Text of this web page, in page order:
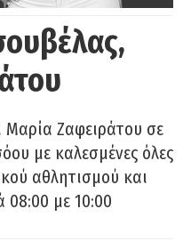
Μαρία Ζαφειράτου σε
με καλεσμένες όλες
αθλητισμού και
08:00 με 10:00